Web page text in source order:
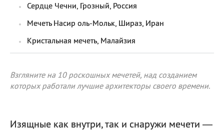
Сердце Чечни, Грозный, Россия
Мечеть Насир оль-Мольк, Шираз, Иран
Кристальная мечеть, Малайзия
Взгляните на 10 роскошных мечетей, над созданием
которых работали лучшие архитекторы своего времени.
Изящные как внутри, так и снаружи мечети —